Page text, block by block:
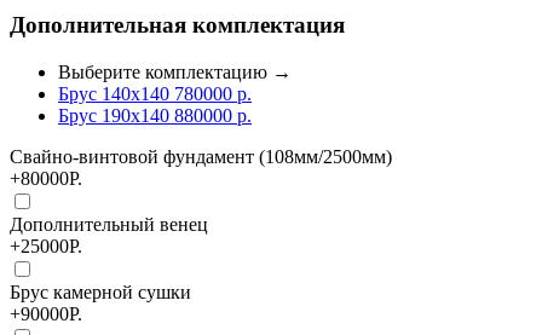
Дополнительная комплектация
Выберите комплектацию →
Брус 140x140 780000 р.
Брус 190x140 880000 р.
Свайно-винтовой фундамент (108мм/2500мм)
+80000Р.
Дополнительный венец
+25000Р.
Брус камерной сушки
+90000Р.